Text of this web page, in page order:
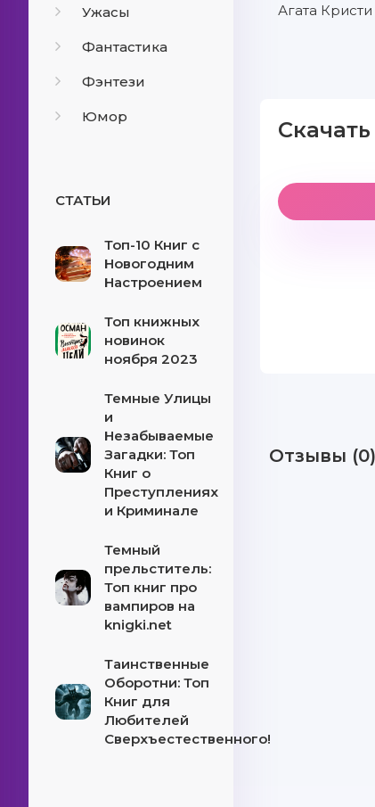
Ужасы
Фантастика
Фэнтези
Юмор
СТАТЬИ
Топ-10 Книг с
Новогодним
Настроением
Топ книжных
новинок
ноября 2023
Темные Улицы
и
Незабываемые
Загадки: Топ
Книг о
Преступлениях
и Криминале
Темный
прельститель:
Топ книг про
вампиров на
knigki.net
Таинственные
Оборотни: Топ
Книг для
Любителей
Сверхъестественного!
Агата Кристи
Отзывы (0)